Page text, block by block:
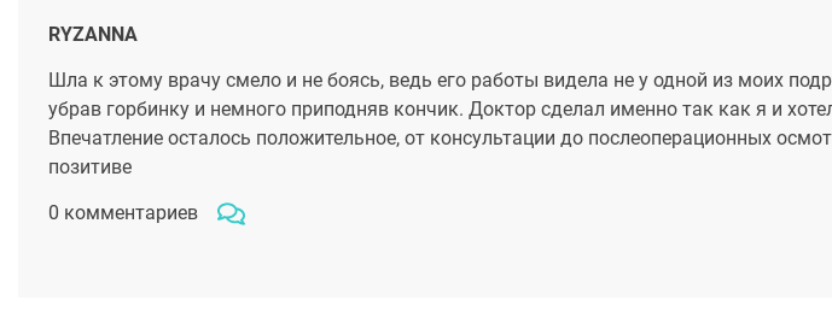
RYZANNA
Шла к этому врачу смело и не боясь, ведь его работы видела не у одной из моих
убрав горбинку и немного приподняв кончик. Доктор сделал именно так как я и
Впечатление осталось положительное, от консультации до послеоперационных
позитиве
0 комментариев